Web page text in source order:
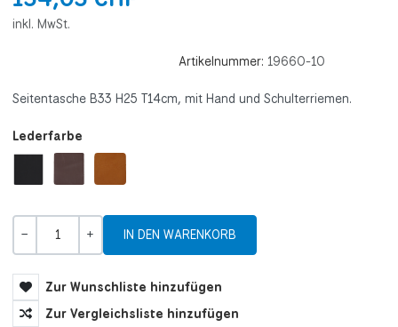
inkl. MwSt.
Artikelnummer: 19660-10
Seitentasche B33 H25 T14cm, mit Hand und Schulterriemen.
Lederfarbe
Zur Wunschliste hinzufügen
Zur Vergleichsliste hinzufügen